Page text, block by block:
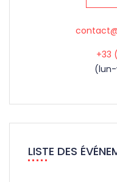
+33
(lun-
LISTE DES